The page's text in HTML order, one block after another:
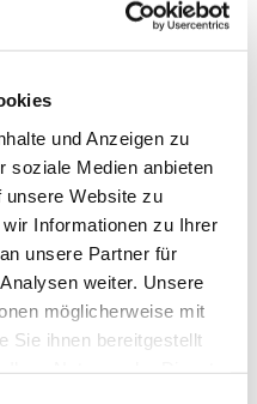
und Anzeigen zu
soziale Medien anbieten
unsere Website zu
Informationen zu Ihrer
unsere Partner für
weiter. Unsere
möglicherweise mit
Sie ihnen bereitgestellt